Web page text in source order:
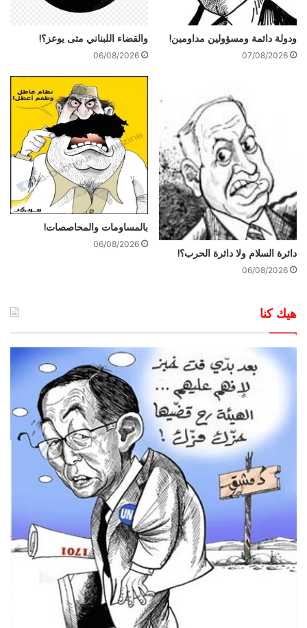
ودولة دائمة ومسؤولين مداومين!
07/08/2026
والقضاء اللبناني متى يوعز؟!
06/08/2026
دائرة السلام ولا دائرة الحرب؟!
06/08/2026
بالمساومات والمحاصصات!
06/08/2026
هيك كنا